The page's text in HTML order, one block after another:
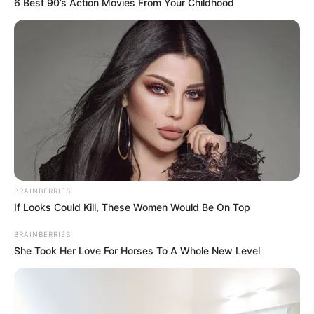
δίκτυο ηλεκτροδότησης.
Ισχυροί άνεμοι, συνεχείς βροχοπτώσεις και
πτώσεις δέντρων σε γραμμές μεταφοράς
οδήγησαν σε εκτεταμένες διακοπές.
Τα συνεργεία του ΔΕΔΔΗΕ προσπαθούν να
προσεγγίσουν τα σημεία των βλαβών, όμως η
ένταση των φαινομένων καθυστερεί τις
εργασίες.
6 Best 90’s Action Movies From Your Childhood
BRAINBERRIES
If Looks Could Kill, These Women Would Be On Top
BRAINBERRIES
She Took Her Love For Horses To A Whole New Level